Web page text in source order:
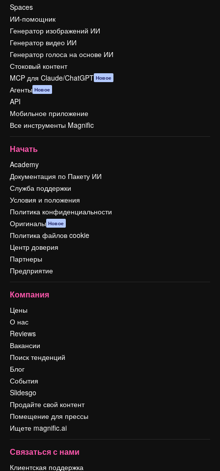
Spaces
ИИ-помощник
Генератор изображений ИИ
Генератор видео ИИ
Генератор голоса на основе ИИ
Стоковый контент
MCP для Claude/ChatGPT Новое
Агенты Новое
API
Мобильное приложение
Все инструменты Magnific
Начать
Academy
Документация по Пакету ИИ
Служба поддержки
Условия и положения
Политика конфиденциальности
Оригиналы Новое
Политика файлов cookie
Центр доверия
Партнеры
Предприятие
Компания
Цены
О нас
Reviews
Вакансии
Поиск тенденций
Блог
События
Slidesgo
Продайте свой контент
Помещение для прессы
Ищете magnific.ai
Связаться с нами
Клиентская поддержка